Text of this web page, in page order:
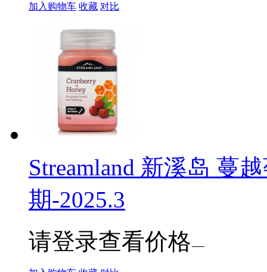
加入购物车 收藏 对比
Streamland 新溪岛 蔓
期-2025.3
请登录查看价格